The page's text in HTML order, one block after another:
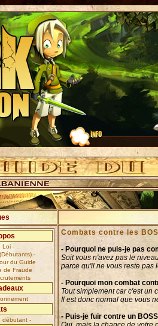
Loi -
-
du Guide
de Fraude
débutant -
Combats contre les
- Pourquoi ne puis-je pas
Soit vous n'avez pas le
parce qu'il ne vous reste pas
- Pourquoi mon combat
Tout simplement car c'est un
Il est donc normal que vous
- Puis-je fuir contre un